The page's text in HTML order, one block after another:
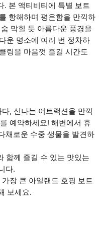
. 본 액티비티에 특별 보트
항해하며 평온함을 만끽하
막힐 듯 아름다운 풍경을
운 명소에 여러 번 정차하
링을 마음껏 즐길 시간도
, 신나는 어트랙션을 만끽
예약하세요! 해변에서 휴
채로운 수중 생물을 발견하
함께 즐길 수 있는 맛있는
다.
장 큰 아일랜드 호핑 보트
보세요.